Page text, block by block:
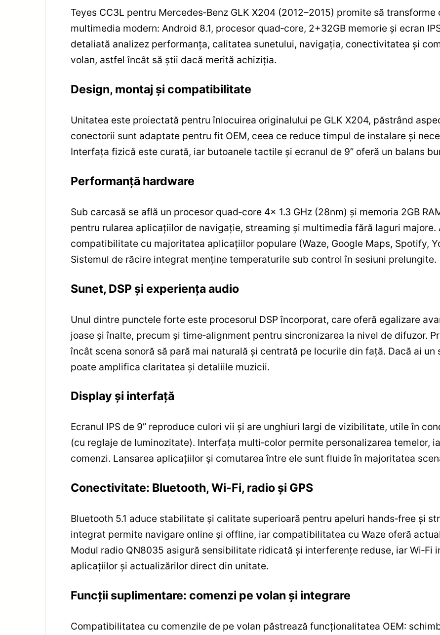
Teyes CC3L pentru Mercedes‑Benz GLK X204 (2012–2015) promite să
multimedia modern: Android 8.1, procesor quad‑core, 2+32GB memorie și ecran
detaliată analizez performanța, calitatea sunetului, navigația, conectivitatea și
volan, astfel încât să știi dacă merită achiziția.
Design, montaj și compatibilitate
Unitatea este proiectată pentru înlocuirea originalului pe GLK X204, păstrând
conectorii sunt adaptate pentru fit OEM, ceea ce reduce timpul de instalare și
Interfața fizică este curată, iar butoanele tactile și ecranul de 9” oferă un balans
Performanță hardware
Sub carcasă se află un procesor quad‑core 4x 1.3 GHz (28nm) și memoria 2GB
pentru rularea aplicațiilor de navigație, streaming și multimedia fără laguri majore.
compatibilitate cu majoritatea aplicațiilor populare (Waze, Google Maps, Spotify,
Sistemul de răcire integrat menține temperaturile sub control în sesiuni prelungite.
Sunet, DSP și experiența audio
Unul dintre punctele forte este procesorul DSP încorporat, care oferă egalizare
joase și înalte, precum și time‑alignment pentru sincronizarea la nivel de difuzor.
încât scena sonoră să pară mai naturală și centrată pe locurile din față. Dacă ai
poate amplifica claritatea și detaliile muzicii.
Display și interfață
Ecranul IPS de 9” reproduce culori vii și are unghiuri largi de vizibilitate, utile în
(cu reglaje de luminozitate). Interfața multi‑color permite personalizarea temelor,
comenzi. Lansarea aplicațiilor și comutarea între ele sunt fluide în majoritatea
Conectivitate: Bluetooth, Wi‑Fi, radio și GPS
Bluetooth 5.1 aduce stabilitate și calitate superioară pentru apeluri hands‑free și
integrat permite navigare online și offline, iar compatibilitatea cu Waze oferă
Modul radio QN8035 asigură sensibilitate ridicată și interferențe reduse, iar Wi‑Fi
aplicațiilor și actualizărilor direct din unitate.
Funcții suplimentare: comenzi pe volan și integrare
Compatibilitatea cu comenzile de pe volan păstrează funcționalitatea OEM: